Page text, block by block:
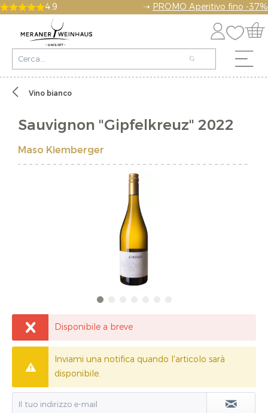
4.9 ➝ PROMO Aperitivo fino -37%
Vino bianco
Sauvignon "Gipfelkreuz" 2022
Maso Kiemberger
Disponibile a breve
Inviami una notifica quando l'articolo sarà
disponibile.